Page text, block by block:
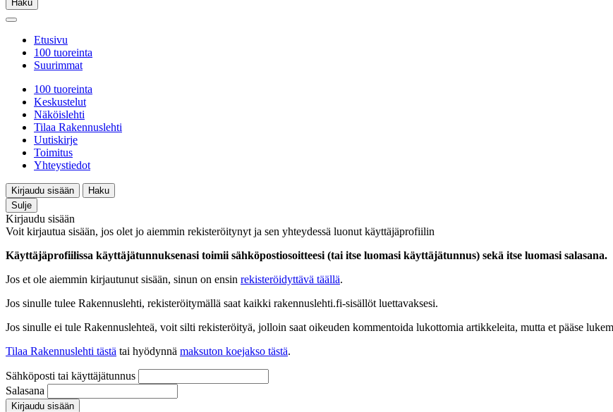
Haku
Etusivu
100 tuoreinta
Suurimmat
100 tuoreinta
Keskustelut
Näköislehti
Tilaa Rakennuslehti
Uutiskirje
Toimitus
Yhteystiedot
Kirjaudu sisään
Haku
Sulje
Kirjaudu sisään
Voit kirjautua sisään, jos olet jo aiemmin rekisteröitynyt ja sen yhteydessä luonut käyttäjäprofiilin
Käyttäjäprofiilissa käyttäjätunnuksenasi toimii sähköpostiosoitteesi (tai itse luomasi käyttäjätunnus) sekä itse luomasi salasana.
Jos et ole aiemmin kirjautunut sisään, sinun on ensin rekisteröidyttävä täällä.
Jos sinulle tulee Rakennuslehti, rekisteröitymällä saat kaikki rakennuslehti.fi-sisällöt luettavaksesi.
Jos sinulle ei tule Rakennuslehteä, voit silti rekisteröityä, jolloin saat oikeuden kommentoida lukottomia artikkeleita, mutta et pääse
Tilaa Rakennuslehti tästä tai hyödynnä maksuton koejakso tästä.
Sähköposti tai käyttäjätunnus
Salasana
Kirjaudu sisään